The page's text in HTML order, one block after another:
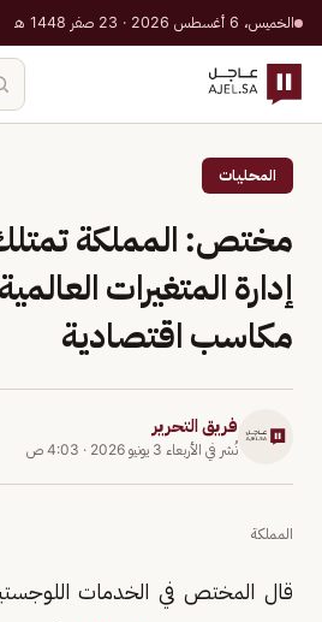
الخميس، 6 أغسطس 2026 · 23 صفر 1448 هـ
المحليات
مختص: المملكة
إدارة المتغيرات
مكاسب اقتصادية
فريق التحرير
نُشر في الأربعاء 3 يونيو 2026 · 4:03 ص
المملكة
قال المختص في الخدمات